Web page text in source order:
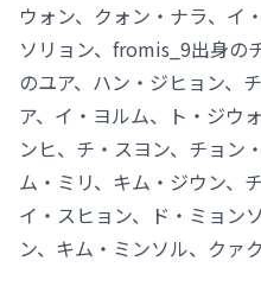
ウォン、クォン・ナラ、イ
ソリョン、fromis_9出身の
のユア、ハン・ジヒョン、
ア、イ・ヨルム、ト・ジウ
ンヒ、チ・スヨン、チョン
ム・ミリ、キム・ジウン、
イ・スヒョン、ド・ミョン
ン、キム・ミンソル、クァ